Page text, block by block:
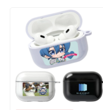
ニフォーム型の3種類です。
さらに、
フォンタブ用のシ
ョルダーストラップ（紐タ
イプとチェーンタイプ）も
あり、調整が簡単な紐タイ
プは20色、高級感のあるチ
ェーンタイプは5種類と多彩
に取り揃えております。ス
トラップは落下防止だけで
なく、フォンタブのデザイ
スとして使用できる人気グ
ッズです。
フォンタブ
マホタグパッチやストラッ
プホルダーとも呼ばれ、市
場でも広く認知されていま
す。 特にオリジナルグッズ
マーケットのフォンタブは
引っ張り強度も他社よりも
高く、またスマートな見た
目もオリジナルグッズマー